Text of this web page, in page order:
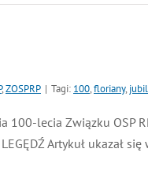
ZOSPRP | Tagi:100,floriany,
lecia Związku OSP
Artykuł ukazał się w